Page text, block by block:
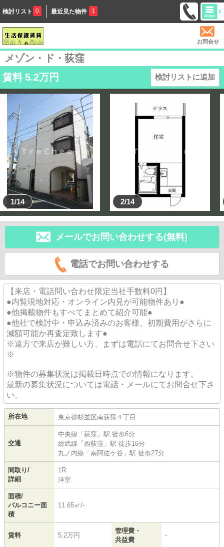
検討リスト 0 最近見た物件 1
お問合せ
メゾン・ド・荻窪
賃料 5.2万円 検討リストに追加
1/14 2/14
メールでお問い合わせする(無料)
電話でお問い合わせする
【来店・電話問い合わせ限定当社手数料0円】
●内覧現地対応・オンライン内見が可能物件あり●
●他掲載物件もすべてまとめて紹介可能●
●他社で検討中・申込み済みのお客様、初期費用がさらに
減額可能か再査定致します●
※遠方で来店が難しい方、まずは電話にてお問合せ下さい
※
※物件の募集状況は掲載日時点での情報になります。
最新の募集状況については電話・メールにてお問合せ下さ
い。
所在地 東京都杉並区南荻窪 ４丁目
交通
中央線 「 荻窪 」駅 徒歩6分
総武線 「 西荻窪 」駅 徒歩16分
丸ノ内線 「 南阿佐ケ谷 」駅 徒歩27分
間取り/
詳細
1R
洋室
面積/
バルコニー面
積
11.65㎡/-
賃料 5.2万円
管理費・
共益費
-